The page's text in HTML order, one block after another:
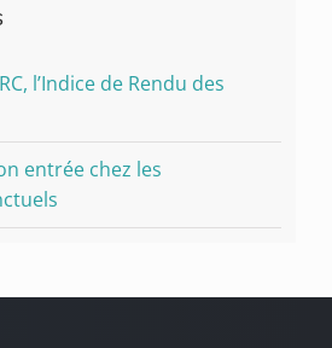
l’Indice de Rendu des
entrée chez les